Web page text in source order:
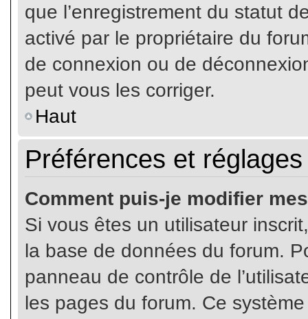
que l’enregistrement du statut
activé par le propriétaire du
de connexion ou de
peut vous les corriger.
Haut
Préférences et
Comment puis-je modifier
Si vous êtes un utilisateur
la base de données du forum.
panneau de contrôle de
les pages du forum. Ce